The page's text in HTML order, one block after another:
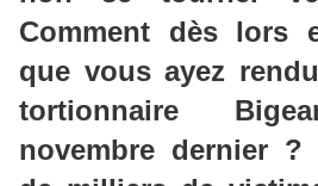
Comment dès lors
que vous ayez
tortionnaire
novembre dernier ?